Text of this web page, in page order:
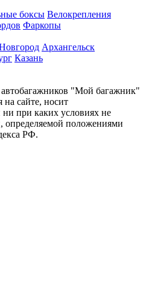
боксы Велокрепления
Фаркопы
Архангельск
Казань
"Мой багажник"
сайте, носит
ни при каких условиях не
определяемой положениями
РФ.